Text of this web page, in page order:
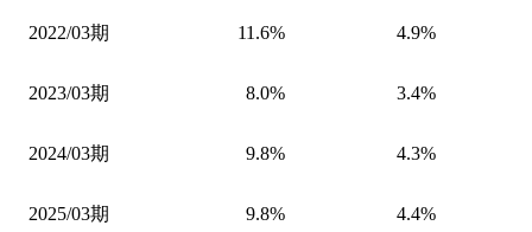
2022/03期 11.6% 4.9%
2023/03期 8.0% 3.4%
2024/03期 9.8% 4.3%
2025/03期 9.8% 4.4%